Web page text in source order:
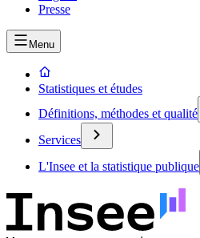
Presse
Menu
Statistiques et études
Définitions, méthodes et qualité
Services
L'Insee et la statistique publique